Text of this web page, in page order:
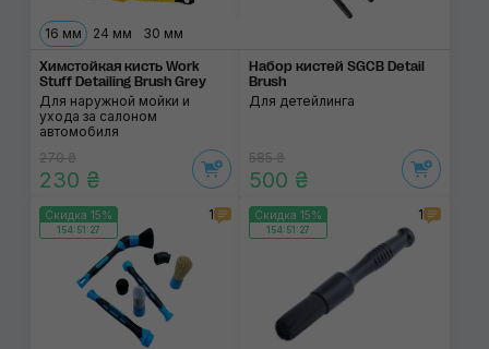
16 мм 24 мм 30 мм
Химстойкая кисть Work
Stuff Detailing Brush Grey
Для наружной мойки и
ухода за салоном
автомобиля
270 ₴
230 ₴
Набор кистей SGCB Detail
Brush
Для детейлинга
585 ₴
500 ₴
Скидка 15%
154:51:27
1 Скидка 15%
154:51:27
1